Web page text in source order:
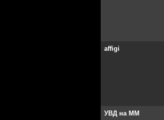
affigi
УВД на ММ